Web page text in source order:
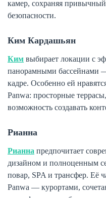
камер, сохраняя
безопасности.
Ким Кардашьян
Ким выбирает локации с
панорамными бассейнами —
кадре. Особенно ей
Panwa: просторные
возможность создавать
Рианна
Рианна предпочитает
дизайном и полноценным
повар, SPA и трансфер. Её
Panwa — курортами,